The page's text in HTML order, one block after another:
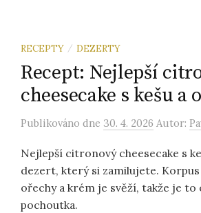
RECEPTY / DEZERTY
Recept: Nejlepší
cheesecake s kešu a
Publikováno dne 30. 4. 2026 Autor:
Nejlepší citronový cheesecake s
dezert, který si zamilujete. Korpus
ořechy a krém je svěží, takže je to
pochoutka.